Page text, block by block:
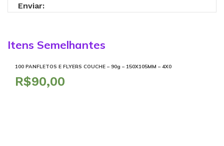
Enviar:
Itens Semelhantes
100 PANFLETOS E FLYERS COUCHE – 90g – 150X105MM – 4X0
R$